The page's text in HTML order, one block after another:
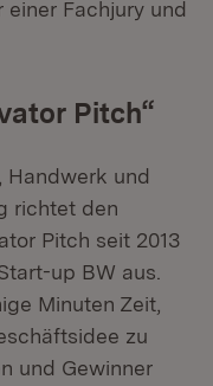
einer Fachjury und
Pitch“
Handwerk und
richtet den
Pitch seit 2013
up BW aus.
Minuten Zeit,
zu
und Gewinner